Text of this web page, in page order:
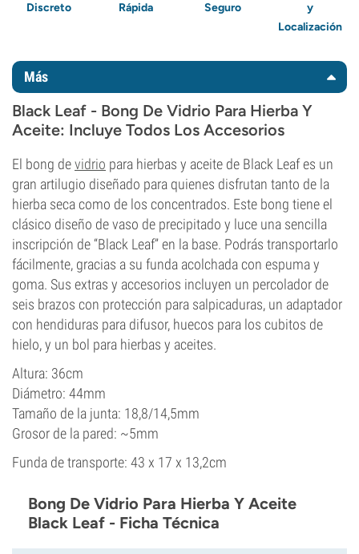
Discreto
Rápida
Seguro
y
Localización
Más
Black Leaf - Bong De Vidrio Para Hierba Y
Aceite: Incluye Todos Los Accesorios
El bong devidrio para hierbas y aceite de Black Leaf es un
gran artilugio diseñado para quienes disfrutan tanto de la
hierba seca como de los concentrados. Este bong tiene el
clásico diseño de vaso de precipitado y luce una sencilla
inscripción de “Black Leaf” en la base. Podrás transportarlo
fácilmente, gracias a su funda acolchada con espuma y
goma. Sus extras y accesorios incluyen un percolador de
seis brazos con protección para salpicaduras, un adaptador
con hendiduras para difusor, huecos para los cubitos de
hielo, y un bol para hierbas y aceites.
Altura: 36cm
Diámetro: 44mm
Tamaño de la junta: 18,8/14,5mm
Grosor de la pared: ~5mm
Funda de transporte: 43 x 17 x 13,2cm
Bong De Vidrio Para Hierba Y Aceite
Black Leaf - Ficha Técnica